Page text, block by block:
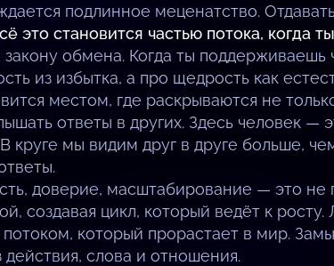
подлинное меценатство.
это становится частью потока, когда
обмена. Когда ты
из избытка, а про щедрость как
местом, где раскрываются не
ответы в других. Здесь человек —
круге мы видим друг в друге больше,
доверие, масштабирование — это не
создавая цикл, который ведёт к
который прорастает в мир.
слова и отношения.